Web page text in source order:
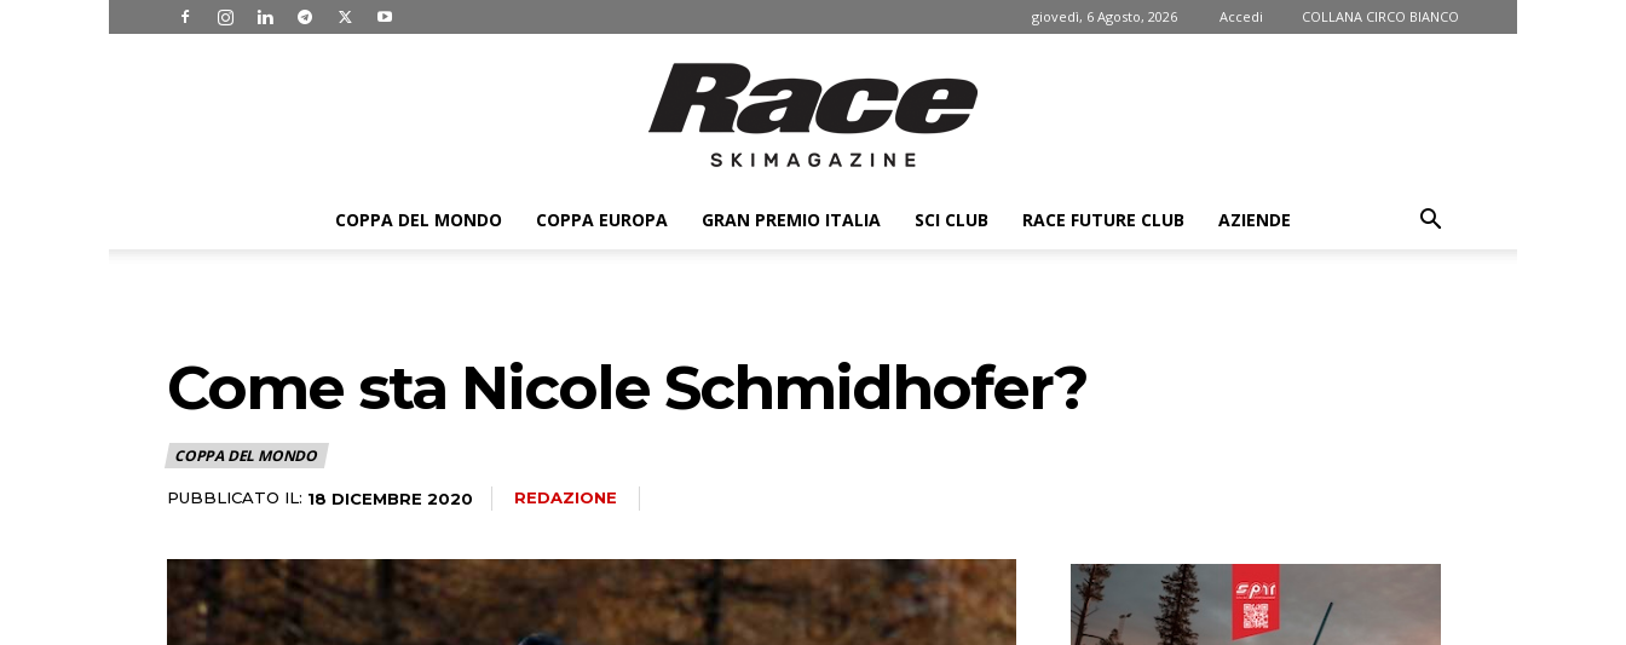
giovedì, 6 Agosto, 2026 Accedi COLLANA CIRCO BIANCO
magazine
COPPA DEL MONDO COPPA EUROPA GRAN PREMIO ITALIA SCI CLUB RACE FUTURE CLUB AZIENDE
Come sta Nicole Schmidhofer?
COPPA DEL MONDO
PUBBLICATO IL: 18 DICEMBRE 2020 REDAZIONE